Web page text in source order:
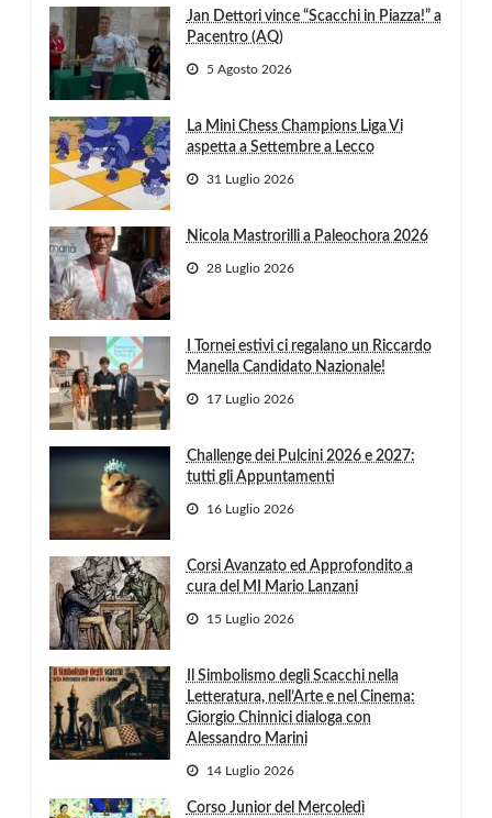
Jan Dettori vince “Scacchi in Piazza!” a
Pacentro (AQ)
5 Agosto 2026
La Mini Chess Champions Liga Vi
aspetta a Settembre a Lecco
31 Luglio 2026
Nicola Mastrorilli a Paleochora 2026
28 Luglio 2026
I Tornei estivi ci regalano un Riccardo
Manella Candidato Nazionale!
17 Luglio 2026
Challenge dei Pulcini 2026 e 2027:
tutti gli Appuntamenti
16 Luglio 2026
Corsi Avanzato ed Approfondito a
cura del MI Mario Lanzani
15 Luglio 2026
Il Simbolismo degli Scacchi nella
Letteratura, nell’Arte e nel Cinema:
Giorgio Chinnici dialoga con
Alessandro Marini
14 Luglio 2026
Corso Junior del Mercoledì